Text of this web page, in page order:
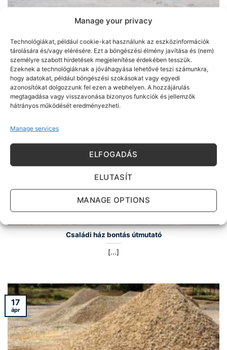
Manage your privacy
Technológiákat, például cookie-kat használunk az eszközinformációk
tárolására és/vagy elérésére. Ezt a böngészési élmény javítása és (nem)
személyre szabott hirdetések megjelenítése érdekében tesszük.
Ezeknek a technológiáknak a jóváhagyása lehetővé teszi számunkra,
hogy adatokat, például böngészési szokásokat vagy egyedi
azonosítókat dolgozzunk fel ezen a webhelyen. A hozzájárulás
megtagadása vagy visszavonása bizonyos funkciók és jellemzők
hátrányos működését eredményezheti.
Manage services
ELFOGADÁS
ELUTASÍT
MANAGE OPTIONS
Területfoglalási engedély konténerhez
[...]
Családi ház bontás útmutató
[...]
21
ápr
17
ápr